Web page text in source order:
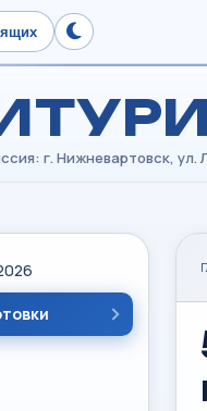
Сменить тему